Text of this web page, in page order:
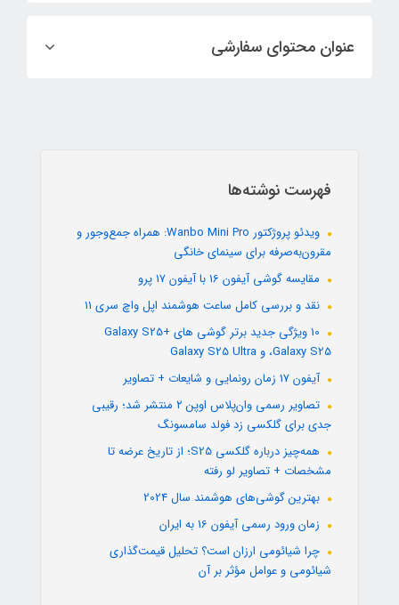
عنوان محتوای سفارشی
فهرست نوشته‌ها
ویدئو پروژکتور Wanbo Mini Pro: همراه جمع‌وجور و
مقرون‌به‌صرفه برای سینمای خانگی
مقایسه گوشی آیفون 16 با آیفون 17 پرو
نقد و بررسی کامل ساعت هوشمند اپل واچ سری 11
10 ویژگی جدید برتر گوشی های +Galaxy S25
،Galaxy S25 و Galaxy S25 Ultra
آیفون 17 زمان رونمایی و شایعات + تصاویر
تصاویر رسمی وان‌پلاس اوپن ۲ منتشر شد؛ رقیبی
جدی برای گلکسی زد فولد سامسونگ
همه‌چیز درباره گلکسی S25؛ از تاریخ عرضه تا
مشخصات + تصاویر لو رفته
بهترین گوشی‌های هوشمند سال 2024
زمان ورود رسمی آیفون 16 به ایران
چرا شیائومی ارزان است؟ تحلیل قیمت‌گذاری
شیائومی و عوامل مؤثر بر آن